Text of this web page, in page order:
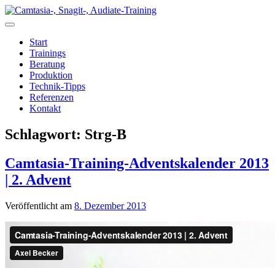
Zum
Inhalt
Start
Trainings
Beratung
Produktion
Technik-Tipps
Referenzen
Kontakt
Schlagwort: Strg-B
Camtasia-Training-Adventskalender 2013
| 2. Advent
Veröffentlicht am 8. Dezember 2013